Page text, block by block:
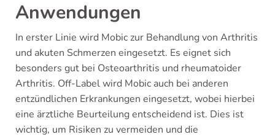
Anwendungen
In erster Linie wird Mobic zur Behandlung von Arthritis
und akuten Schmerzen eingesetzt. Es eignet sich
besonders gut bei Osteoarthritis und rheumatoider
Arthritis. Off-Label wird Mobic auch bei anderen
entzündlichen Erkrankungen eingesetzt, wobei hierbei
eine ärztliche Beurteilung entscheidend ist. Dies ist
wichtig, um Risiken zu vermeiden und die